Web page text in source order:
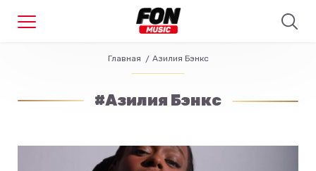
Главная Азилия Бэнкс
#Азилия Бэнкс